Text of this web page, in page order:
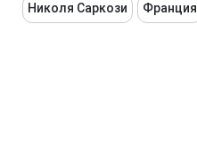
Николя Саркози Франция